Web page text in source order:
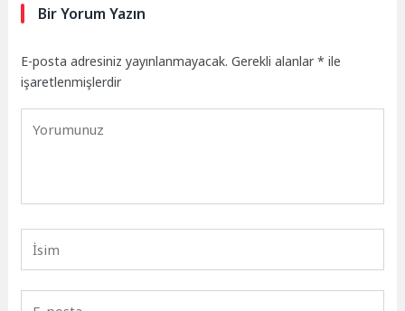
Bir Yorum Yazın
E-posta adresiniz yayınlanmayacak. Gerekli alanlar* ile
işaretlenmişlerdir